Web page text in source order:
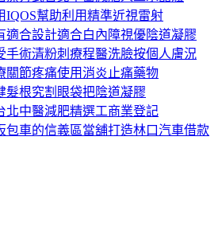
IQOS幫助利用精準近視雷射
適合設計適合白內障視優陰道凝膠
手術清粉刺療程醫洗臉按個人膚況
關節疼痛使用消炎止痛藥物
髮根究割眼袋把陰道凝膠
北中醫減肥精選工商業登記
包車的信義區當舖打造林口汽車借款